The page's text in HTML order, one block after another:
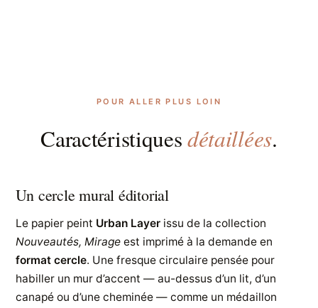
POUR ALLER PLUS LOIN
Caractéristiquesdétaillées.
Un cercle mural éditorial
Le papier peint Urban Layer issu de la collection
Nouveautés, Mirage est imprimé à la demande en
format cercle. Une fresque circulaire pensée pour
habiller un mur d’accent — au-dessus d’un lit, d’un
canapé ou d’une cheminée — comme un médaillon